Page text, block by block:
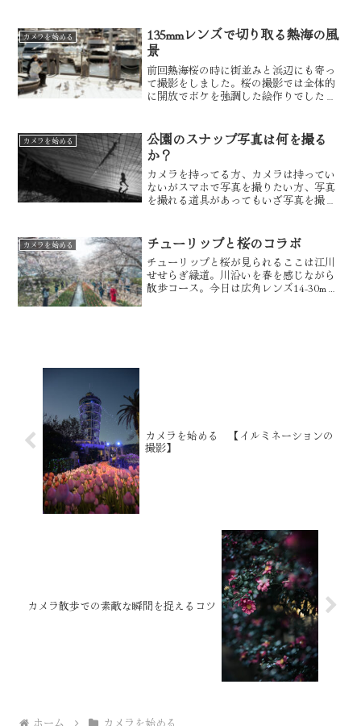
った...
カメラを始める
135mmレンズで切り取る熱海の風
景
前回熱海桜の時に街並みと浜辺にも寄っ
て撮影をしました。桜の撮影では全体的
に開放でボケを強調した絵作りでした。
街を観察していきます。前回はいい被写
体を見つけて背景を意識...
カメラを始める
公園のスナップ写真は何を撮る
か？
カメラを持ってる方、カメラは持ってい
ないがスマホで写真を撮りたい方、写真
を撮れる道具があってもいざ写真を撮る
園から写真を始めるのもすごく良いと思
います。今日は公園に行き...
カメラを始める チューリップと桜のコラボ
チューリップと桜が見られるここは江川
せせらぎ緑道。川沿いを春を感じながら
散歩コース。今日は広角レンズ14-30mm
カメラを始める 【イルミネーションの
撮影】
カメラ散歩での素敵な瞬間を捉えるコツ
ホーム カメラを始める